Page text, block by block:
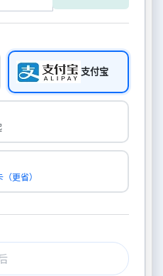
支付宝
更省）